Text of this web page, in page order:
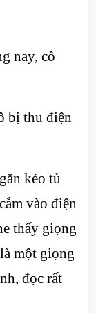
nay, cô
bị thu điện
kéo tủ
vào điện
thấy giọng
một giọng
đọc rất